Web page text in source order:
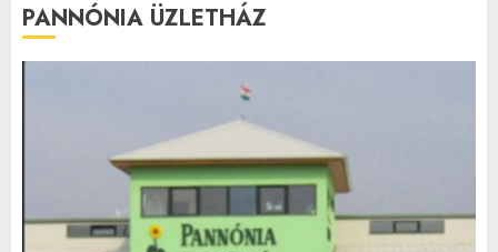
PANNÓNIA ÜZLETHÁZ